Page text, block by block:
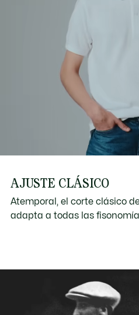
AJUSTE CLÁSICO
Atemporal, el corte clásico
adapta a todas las